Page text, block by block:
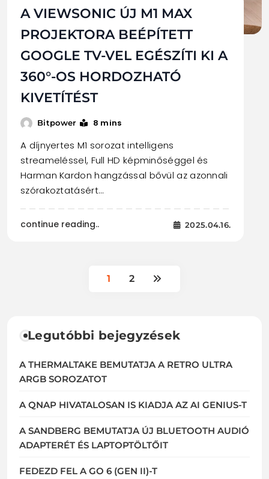
A VIEWSONIC ÚJ M1 MAX
PROJEKTORA BEÉPÍTETT
GOOGLE TV-VEL EGÉSZÍTI KI A
360°-OS HORDOZHATÓ
KIVETÍTÉST
Bitpower 8 mins
A díjnyertes M1 sorozat intelligens
streameléssel, Full HD képminőséggel és
Harman Kardon hangzással bővül az azonnali
szórakoztatásért…
continue reading.. 2025.04.16.
1 2
Legutóbbi bejegyzések
A THERMALTAKE BEMUTATJA A RETRO ULTRA
ARGB SOROZATOT
A QNAP HIVATALOSAN IS KIADJA AZ AI GENIUS-T
A SANDBERG BEMUTATJA ÚJ BLUETOOTH AUDIÓ
ADAPTERÉT ÉS LAPTOPTÖLTŐIT
FEDEZD FEL A GO 6 (GEN II)-T